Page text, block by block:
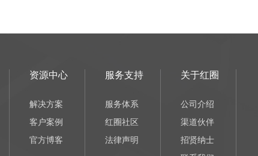
资源中心
解决方案
客户案例
官方博客
服务支持
服务体系
红圈社区
法律声明
关于红圈
公司介绍
渠道伙伴
招贤纳士